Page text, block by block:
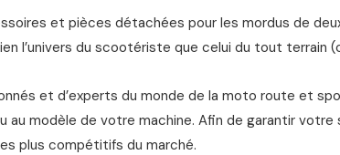
et pièces détachées pour les mordus de
l’univers du scootériste que celui du tout terrain
et d’experts du monde de la moto route et
au modèle de votre machine. Afin de garantir
plus compétitifs du marché.